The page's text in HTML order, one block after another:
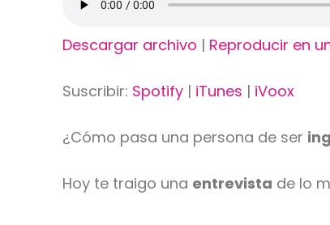
Descargar archivo | Reproducir en
Suscribir: Spotify | iTunes | iVoox
¿Cómo pasa una persona de ser
Hoy te traigo una entrevista de lo